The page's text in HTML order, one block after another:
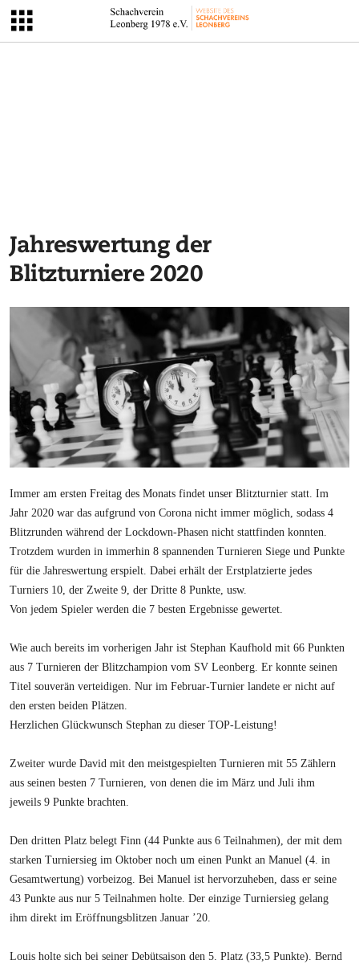
Jahreswertung der
Blitzturniere 2020
Immer am ersten Freitag des Monats findet unser Blitzturnier statt. Im
Jahr 2020 war das aufgrund von Corona nicht immer möglich, sodass 4
Blitzrunden während der Lockdown-Phasen nicht stattfinden konnten.
Trotzdem wurden in immerhin 8 spannenden Turnieren Siege und Punkte
für die Jahreswertung erspielt. Dabei erhält der Erstplatzierte jedes
Turniers 10, der Zweite 9, der Dritte 8 Punkte, usw.
Von jedem Spieler werden die 7 besten Ergebnisse gewertet.
Wie auch bereits im vorherigen Jahr ist Stephan Kaufhold mit 66 Punkten
aus 7 Turnieren der Blitzchampion vom SV Leonberg. Er konnte seinen
Titel souverän verteidigen. Nur im Februar-Turnier landete er nicht auf
den ersten beiden Plätzen.
Herzlichen Glückwunsch Stephan zu dieser TOP-Leistung!
Zweiter wurde David mit den meistgespielten Turnieren mit 55 Zählern
aus seinen besten 7 Turnieren, von denen die im März und Juli ihm
jeweils 9 Punkte brachten.
Den dritten Platz belegt Finn (44 Punkte aus 6 Teilnahmen), der mit dem
starken Turniersieg im Oktober noch um einen Punkt an Manuel (4. in
Gesamtwertung) vorbeizog. Bei Manuel ist hervorzuheben, dass er seine
43 Punkte aus nur 5 Teilnahmen holte. Der einzige Turniersieg gelang
ihm direkt im Eröffnungsblitzen Januar ’20.
Louis holte sich bei seiner Debütsaison den 5. Platz (33,5 Punkte). Bernd